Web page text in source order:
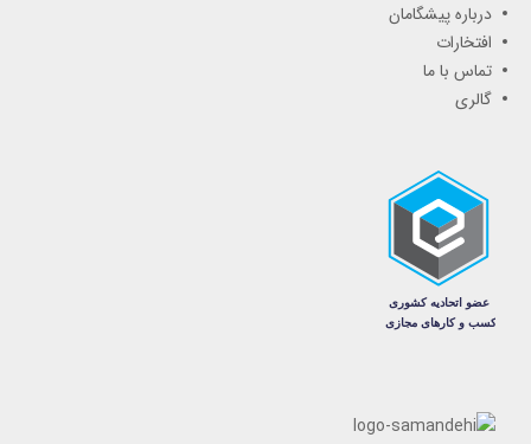
درباره پیشگامان
افتخارات
تماس با ما
گالری